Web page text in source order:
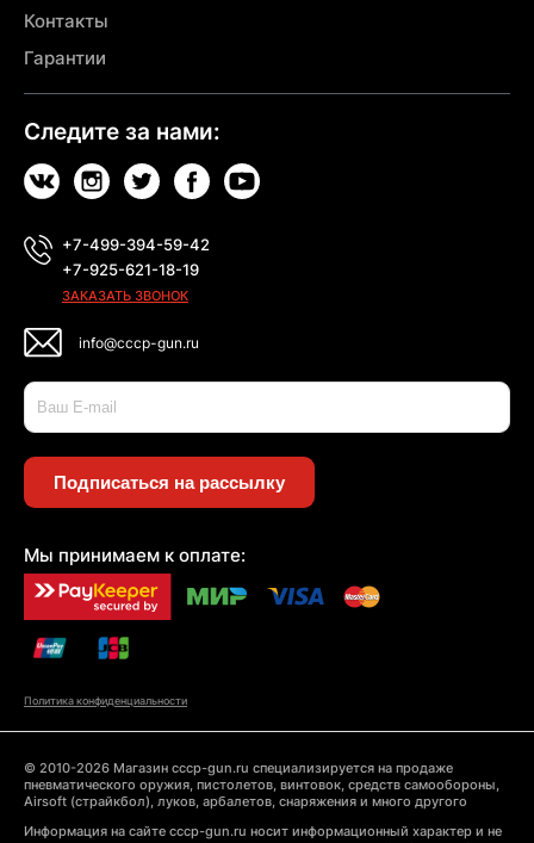
Контакты
Гарантии
Следите за нами:
+7-499-394-59-42
+7-925-621-18-19
ЗАКАЗАТЬ ЗВОНОК
info@cccp-gun.ru
Подписаться на рассылку
Мы принимаем к оплате:
Политика конфиденциальности
© 2010-2026 Магазин cccp-gun.ru специализируется на продаже
пневматического оружия, пистолетов, винтовок, средств самообороны,
Airsoft (страйкбол), луков, арбалетов, снаряжения и много другого
Информация на сайте cccp-gun.ru носит информационный характер и не